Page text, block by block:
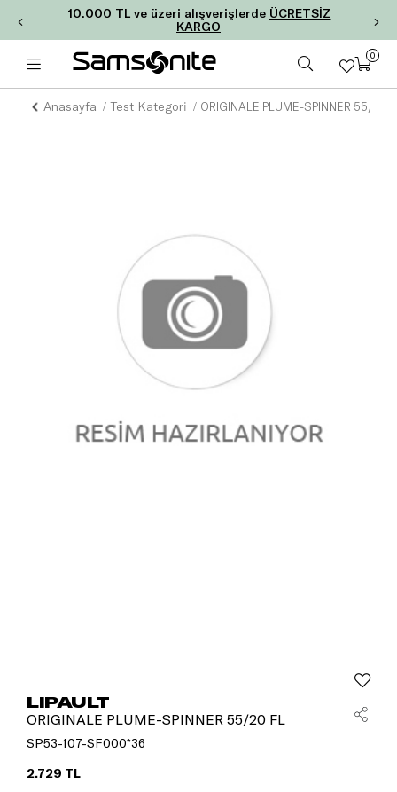
10.000 TL ve üzeri alışverişlerde ÜCRETSİZ
KARGO
0
Anasayfa Test Kategori ORIGINALE PLUME-SPINNER 55/20
LIPAULT
ORIGINALE PLUME-SPINNER 55/20 FL
SP53-107-SF000*36
2.729 TL